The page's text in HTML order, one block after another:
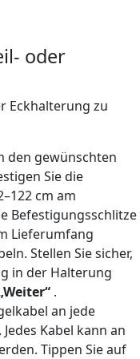
oder
Eckhalterung zu
den gewünschten
Sie die
cm am
Befestigungsschlitze
Lieferumfang
Stellen Sie sicher,
in der Halterung
.
an jede
Kabel kann an
Tippen Sie auf